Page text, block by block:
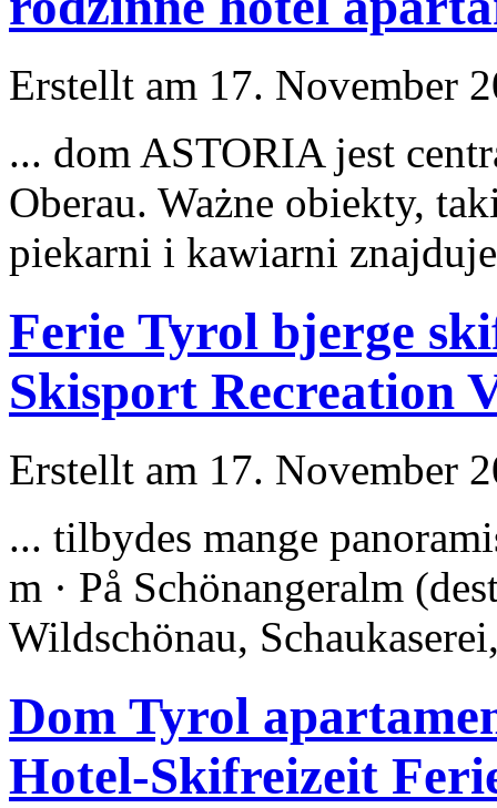
Erstellt am 17. November
... dom ASTORIA jest
Oberau. Ważne obiekty,
piekarni i kawiarni
Ferie Tyrol bjerge
Skisport Recreation
Erstellt am 17. November
... tilbydes mange
m · På Schönangeralm
Wildschönau,
Dom Tyrol
Hotel-Skifreizeit